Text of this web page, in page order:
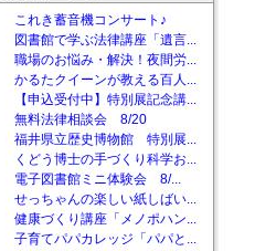
これき蓄音機コンサート♪
図書館で学ぶ法律講座「遺言...
職場のお悩み・解決！夜間労...
かるたクイーンが教える百人...
【申込受付中】特別展記念講...
無料法律相談会 8/20
福井県立歴史博物館 特別展...
くどう博士の手づくり科学お...
電子図書館ミニ体験会 8/...
せっちゃんの楽しい紙しばい...
健康づくり講座「メノポハン...
子育てパパカレッジ「パパと...